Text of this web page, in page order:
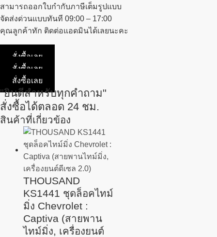
สามารถออกใบกำกับภาษีเต็มรูปแบบ
จัดส่งด่วนแบบทันที 09:00 – 17:00
คุณลูกค้าทัก ติดต่อแอดมินได้เลยนะคะ
สั่งซื้อเลย
สั่งซื้อเลย
สั่งซื้อเลย
"ยินดีสำหรับทุกคำถาม"
สั่งซื้อได้ตลอด 24 ชม.
สินค้าที่เกี่ยวข้อง
THOUSAND
KS1441 ชุดล็อคไทม์
มิ่ง Chevrolet :
Captiva (สายพาน
ไทม์มิ่ง, เครื่องยนต์